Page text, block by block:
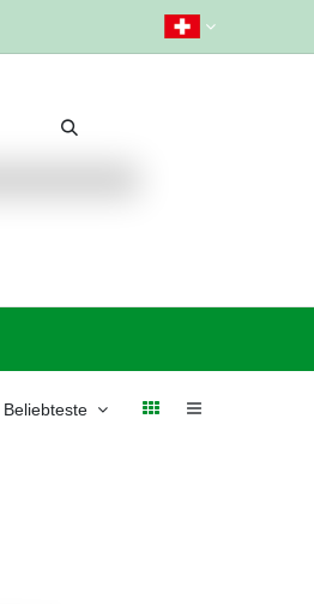
Beliebteste